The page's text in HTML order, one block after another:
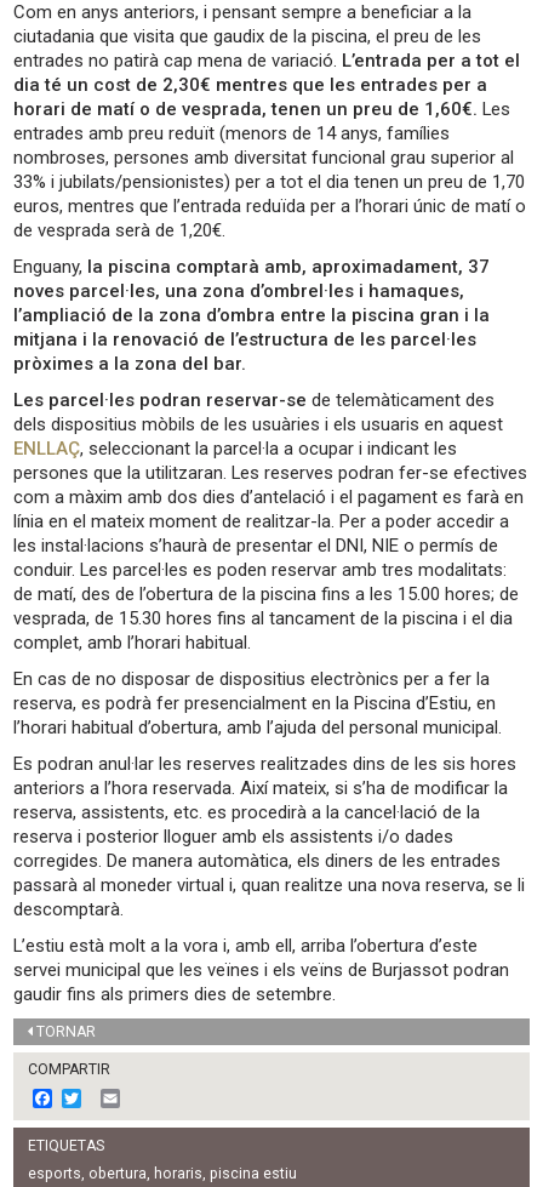
Com en anys anteriors, i pensant sempre a beneficiar a la
ciutadania que visita que gaudix de la piscina, el preu de les
entrades no patirà cap mena de variació. L’entrada per a tot el
dia té un cost de 2,30€ mentres que les entrades per a
horari de matí o de vesprada, tenen un preu de 1,60€. Les
entrades amb preu reduït (menors de 14 anys, famílies
nombroses, persones amb diversitat funcional grau superior al
33% i jubilats/pensionistes) per a tot el dia tenen un preu de 1,70
euros, mentres que l’entrada reduïda per a l’horari únic de matí o
de vesprada serà de 1,20€.
Enguany, la piscina comptarà amb, aproximadament, 37
noves parcel·les, una zona d’ombrel·les i hamaques,
l’ampliació de la zona d’ombra entre la piscina gran i la
mitjana i la renovació de l’estructura de les parcel·les
pròximes a la zona del bar.
Les parcel·les podran reservar-se de telemàticament des
dels dispositius mòbils de les usuàries i els usuaris en aquest
ENLLAÇ, seleccionant la parcel·la a ocupar i indicant les
persones que la utilitzaran. Les reserves podran fer-se efectives
com a màxim amb dos dies d’antelació i el pagament es farà en
línia en el mateix moment de realitzar-la. Per a poder accedir a
les instal·lacions s’haurà de presentar el DNI, NIE o permís de
conduir. Les parcel·les es poden reservar amb tres modalitats:
de matí, des de l’obertura de la piscina fins a les 15.00 hores; de
vesprada, de 15.30 hores fins al tancament de la piscina i el dia
complet, amb l’horari habitual.
En cas de no disposar de dispositius electrònics per a fer la
reserva, es podrà fer presencialment en la Piscina d’Estiu, en
l’horari habitual d’obertura, amb l’ajuda del personal municipal.
Es podran anul·lar les reserves realitzades dins de les sis hores
anteriors a l’hora reservada. Així mateix, si s’ha de modificar la
reserva, assistents, etc. es procedirà a la cancel·lació de la
reserva i posterior lloguer amb els assistents i/o dades
corregides. De manera automàtica, els diners de les entrades
passarà al moneder virtual i, quan realitze una nova reserva, se li
descomptarà.
L’estiu està molt a la vora i, amb ell, arriba l’obertura d’este
servei municipal que les veïnes i els veïns de Burjassot podran
gaudir fins als primers dies de setembre.
TORNAR
COMPARTIR
F
a
c
e
b
w
i
t
t
m
l
ETIQUETAS
esports, obertura, horaris, piscina estiu